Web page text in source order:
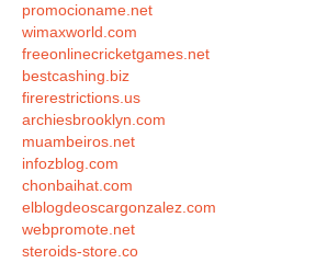
promocioname.net
wimaxworld.com
freeonlinecricketgames.net
bestcashing.biz
firerestrictions.us
archiesbrooklyn.com
muambeiros.net
infozblog.com
chonbaihat.com
elblogdeoscargonzalez.com
webpromote.net
steroids-store.co